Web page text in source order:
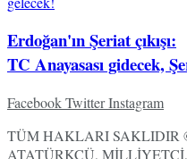
Erdoğan'ın Şeriat çıkışı:
TC Anayasası gidecek,
FacebookTwitterInstagram
TÜM HAKLARI SAKLIDIR
ATATÜRKÇÜ,